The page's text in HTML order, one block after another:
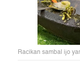
Racikan sambal ijo